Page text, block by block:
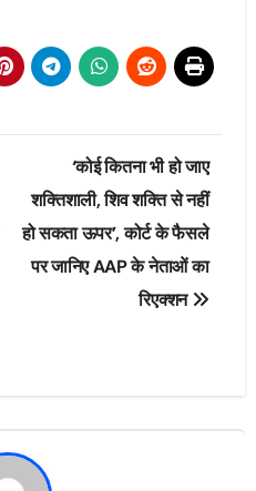
‘कोई कितना भी हो जाए
शक्तिशाली, शिव शक्ति से नहीं
हो सकता ऊपर’, कोर्ट के फैसले
पर जानिए AAP के नेताओं का
रिएक्शन